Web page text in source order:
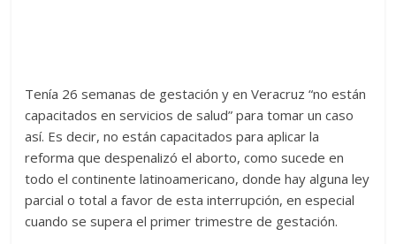
Tenía 26 semanas de gestación y en Veracruz “no están
capacitados en servicios de salud” para tomar un caso
así. Es decir, no están capacitados para aplicar la
reforma que despenalizó el aborto, como sucede en
todo el continente latinoamericano, donde hay alguna ley
parcial o total a favor de esta interrupción, en especial
cuando se supera el primer trimestre de gestación.